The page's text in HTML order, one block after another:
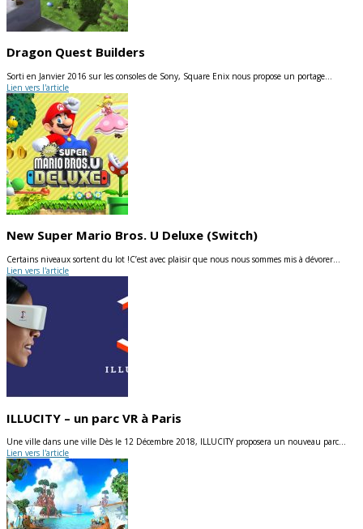
Dragon Quest Builders
Sorti en Janvier 2016 sur les consoles de Sony, Square Enix nous propose un portage…
Lien vers l'article
New Super Mario Bros. U Deluxe (Switch)
Certains niveaux sortent du lot !C’est avec plaisir que nous nous sommes mis à dévorer…
Lien vers l'article
ILLUCITY – un parc VR à Paris
Une ville dans une ville Dès le 12 Décembre 2018, ILLUCITY proposera un nouveau parc…
Lien vers l'article